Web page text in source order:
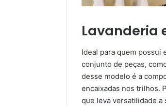
Lavanderia
Ideal para quem possui
conjunto de peças,
desse modelo é a
encaixadas nos trilhos.
que leva versatilidade a